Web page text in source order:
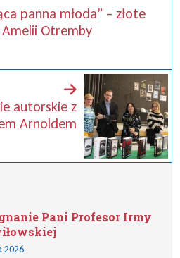
panna młoda” – złote
Otremby
autorskie z
Arnoldem
Pani Profesor Irmy
2026